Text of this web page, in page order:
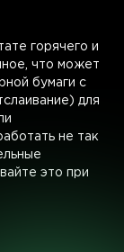
горячего и
что может
бумаги с
для
не так
это при